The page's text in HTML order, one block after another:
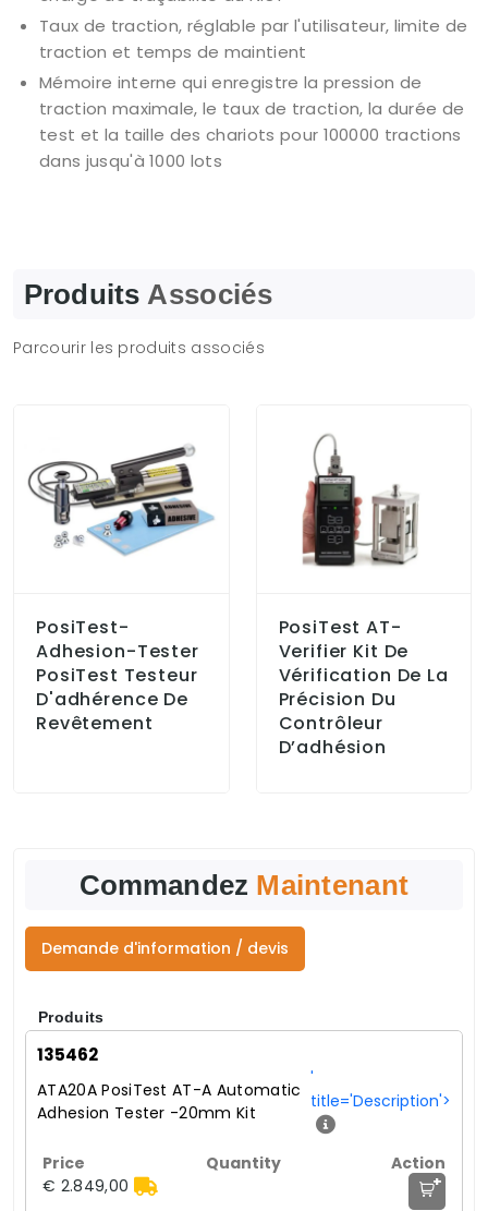
Taux de traction, réglable par l'utilisateur, limite de
traction et temps de maintient
Mémoire interne qui enregistre la pression de
traction maximale, le taux de traction, la durée de
test et la taille des chariots pour 100000 tractions
dans jusqu'à 1000 lots
ProduitsAssociés
Parcourir les produits associés
PosiTest-
Adhesion-Tester
PosiTest Testeur
D'adhérence De
Revêtement
PosiTest AT-
Verifier Kit De
Vérification De La
Précision Du
Contrôleur
D’adhésion
Commandez Maintenant
Demande d'information / devis
Produits
135462
ATA20A PosiTest AT-A Automatic
Adhesion Tester -20mm Kit
'
title='Description'>
€ 2.849,00 +